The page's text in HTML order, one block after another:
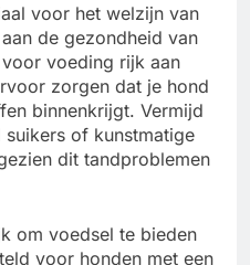
voor het welzijn van
de gezondheid van
voeding rijk aan
zorgen dat je hond
binnenkrijgt. Vermijd
of kunstmatige
dit tandproblemen
om voedsel te bieden
voor honden met een